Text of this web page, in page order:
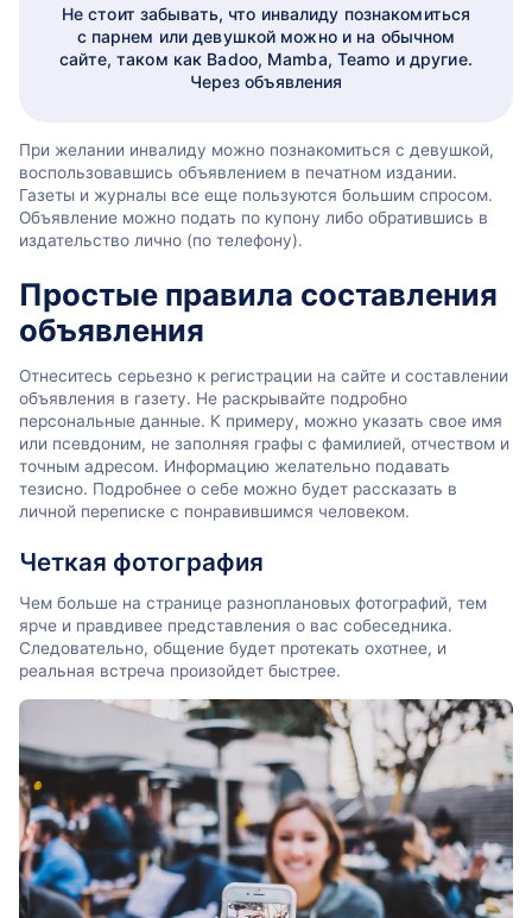
Не стоит забывать, что инвалиду познакомиться
с парнем или девушкой можно и на обычном
сайте, таком как Badoo, Mamba, Teamo и другие.
Через объявления
При желании инвалиду можно познакомиться с девушкой,
воспользовавшись объявлением в печатном издании.
Газеты и журналы все еще пользуются большим спросом.
Объявление можно подать по купону либо обратившись в
издательство лично (по телефону).
Простые правила составления
объявления
Отнеситесь серьезно к регистрации на сайте и составлении
объявления в газету. Не раскрывайте подробно
персональные данные. К примеру, можно указать свое имя
или псевдоним, не заполняя графы с фамилией, отчеством и
точным адресом. Информацию желательно подавать
тезисно. Подробнее о себе можно будет рассказать в
личной переписке с понравившимся человеком.
Четкая фотография
Чем больше на странице разноплановых фотографий, тем
ярче и правдивее представления о вас собеседника.
Следовательно, общение будет протекать охотнее, и
реальная встреча произойдет быстрее.